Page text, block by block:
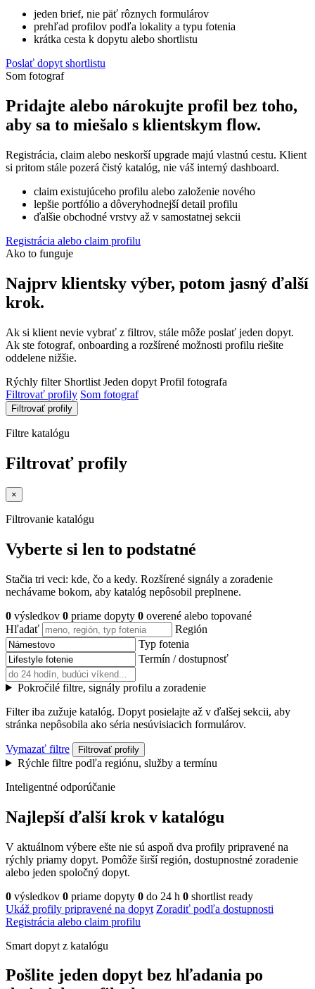
jeden brief, nie päť rôznych formulárov
prehľad profilov podľa lokality a typu fotenia
krátka cesta k dopytu alebo shortlistu
Poslať dopyt shortlistu
Som fotograf
Pridajte alebo nárokujte profil bez toho,
aby sa to miešalo s klientskym flow.
Registrácia, claim alebo neskorší upgrade majú vlastnú cestu. Klient
si pritom stále pozerá čistý katalóg, nie váš interný dashboard.
claim existujúceho profilu alebo založenie nového
lepšie portfólio a dôveryhodnejší detail profilu
ďalšie obchodné vrstvy až v samostatnej sekcii
Registrácia alebo claim profilu
Ako to funguje
Najprv klientsky výber, potom jasný ďalší
krok.
Ak si klient nevie vybrať z filtrov, stále môže poslať jeden dopyt.
Ak ste fotograf, onboarding a rozšírené možnosti profilu riešite
oddelene nižšie.
Rýchly filter Shortlist Jeden dopyt Profil fotografa
Filtrovať profily Som fotograf
Filtrovať profily
Filtre katalógu
Filtrovať profily
×
Filtrovanie katalógu
Vyberte si len to podstatné
Stačia tri veci: kde, čo a kedy. Rozšírené signály a zoradenie
nechávame bokom, aby katalóg nepôsobil preplnene.
0 výsledkov 0 priame dopyty 0 overené alebo topované
Hľadať
Región
Typ fotenia
Termín / dostupnosť
Pokročilé filtre, signály profilu a zoradenie
Filter iba zužuje katalóg. Dopyt posielajte až v ďalšej sekcii, aby
stránka nepôsobila ako séria nesúvisiacich formulárov.
Vymazať filtre Filtrovať profily
Rýchle filtre podľa regiónu, služby a termínu
Inteligentné odporúčanie
Najlepší ďalší krok v katalógu
V aktuálnom výbere ešte nie sú aspoň dva profily pripravené na
rýchly priamy dopyt. Pomôže širší región, dostupnostné zoradenie
alebo jeden spoločný dopyt.
0 výsledkov 0 priame dopyty 0 do 24 h 0 shortlist ready
Ukáž profily pripravené na dopyt Zoradiť podľa dostupnosti
Registrácia alebo claim profilu
Smart dopyt z katalógu
Pošlite jeden dopyt bez hľadania po